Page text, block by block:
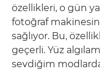
özellikleri, o gün
fotoğraf
sağlıyor. Bu,
geçerli. Yüz
sevdiğim